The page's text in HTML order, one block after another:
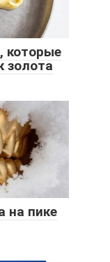
которые
золота
на пике